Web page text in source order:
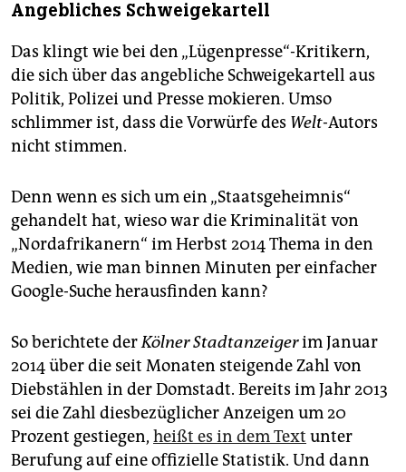
Angebliches Schweigekartell
Das klingt wie bei den „Lügenpresse“-Kritikern,
die sich über das angebliche Schweigekartell aus
Politik, Polizei und Presse mokieren. Umso
schlimmer ist, dass die Vorwürfe des Welt-Autors
nicht stimmen.
Denn wenn es sich um ein „Staatsgeheimnis“
gehandelt hat, wieso war die Kriminalität von
„Nordafrikanern“ im Herbst 2014 Thema in den
Medien, wie man binnen Minuten per einfacher
Google-Suche herausfinden kann?
So berichtete derKölner Stadtanzeigerim Januar
2014 über die seit Monaten steigende Zahl von
Diebstählen in der Domstadt. Bereits im Jahr 2013
sei die Zahl diesbezüglicher Anzeigen um 20
Prozent gestiegen, heißt es in dem Text unter
Berufung auf eine offizielle Statistik. Und dann